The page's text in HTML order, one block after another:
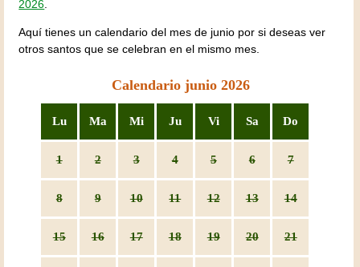
2026.
Aquí tienes un calendario del mes de junio por si deseas ver
otros santos que se celebran en el mismo mes.
Calendario junio 2026
Lu Ma Mi Ju Vi Sa Do
1 2 3 4 5 6 7
8 9 10 11 12 13 14
15 16 17 18 19 20 21